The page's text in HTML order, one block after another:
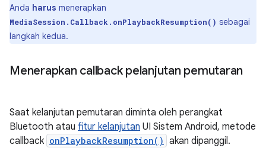
Anda harus menerapkan
MediaSession.Callback.onPlaybackResumption() sebagai
langkah kedua.
Menerapkan callback pelanjutan pemutaran
Saat kelanjutan pemutaran diminta oleh perangkat
Bluetooth atau fitur kelanjutan UI Sistem Android, metode
callback onPlaybackResumption() akan dipanggil.